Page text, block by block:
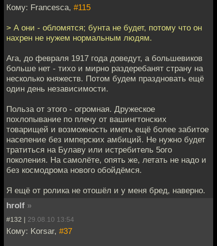
Кому: Francesca, #115
> А они - обломятся; бунта не будет, потому что он
нахрен не нужем нормальным людям.
Ага, до февраля 1917 года доведут, а большевиков
больше нет - тихо и мирно раздеребанят страну на
несколько княжеств. Потом будем праздновать ещё
один день независимости.
Польза от этого - огромная. Дружеское
похлопывание по плечу от вашингтонских
товарищей и возможность иметь ещё более забитое
население без имперских амбиций. Не нужно будет
тратиться на Булаву или истребитель 5ого
поколения. На самолёте, опять же, летать не надо и
без космодрома нового обойдёмся.
Я ещё от ролика не отошёл и у меня бред, наверно.
hrolf »
#132 | 29.08.10 13:54
Кому: Korsar, #37